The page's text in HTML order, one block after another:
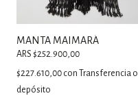
MANTA MAIMARÁ
ARS $252.900,00
$227.610,00 con
Transferencia o
depósito